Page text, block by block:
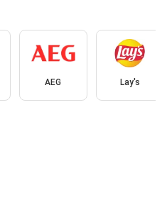
AEG Lay's